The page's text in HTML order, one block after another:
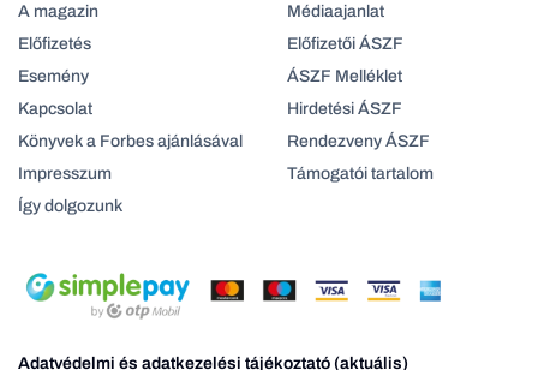
A magazin
Előfizetés
Esemény
Kapcsolat
Könyvek a Forbes ajánlásával
Impresszum
Így dolgozunk
Médiaajanlat
Előfizetői ÁSZF
ÁSZF Melléklet
Hirdetési ÁSZF
Rendezveny ÁSZF
Támogatói tartalom
Adatvédelmi és adatkezelési tájékoztató (aktuális)